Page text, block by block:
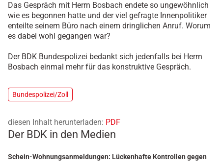
Das Gespräch mit Herrn Bosbach endete so ungewöhnlich
wie es begonnen hatte und der viel gefragte Innenpolitiker
enteilte seinem Büro nach einem dringlichen Anruf. Worum
es dabei wohl gegangen war?
Der BDK Bundespolizei bedankt sich jedenfalls bei Herrn
Bosbach einmal mehr für das konstruktive Gespräch.
Bundespolizei/Zoll
diesen Inhalt herunterladen: PDF
Der BDK in den Medien
Schein-Wohnungsanmeldungen: Lückenhafte Kontrollen gegen